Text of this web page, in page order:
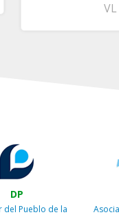
VL
DP
del Pueblo de la